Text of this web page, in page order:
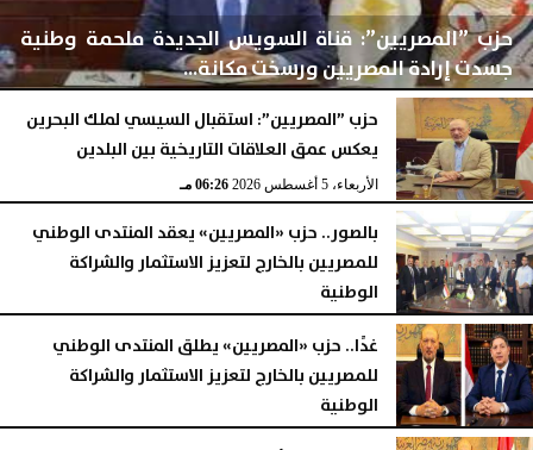
حزب ”المصريين”: قناة السويس الجديدة ملحمة وطنية
جسدت إرادة المصريين ورسخت مكانة...
اليومالخميس، 6 أغسطس 2026 01:07 مـ
حزب ”المصريين”: استقبال السيسي لملك البحرين
يعكس عمق العلاقات التاريخية بين البلدين
الأربعاء، 5 أغسطس 2026 06:26 مـ
بالصور.. حزب «المصريين» يعقد المنتدى الوطني
للمصريين بالخارج لتعزيز الاستثمار والشراكة
الوطنية
الثلاثاء، 4 أغسطس 2026
غدًا.. حزب «المصريين» يطلق المنتدى الوطني
للمصريين بالخارج لتعزيز الاستثمار والشراكة
الوطنية
الإثنين، 3 أغسطس 2026